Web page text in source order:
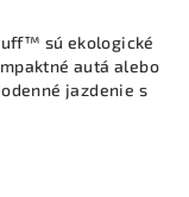
sú ekologické
autá alebo
jazdenie s